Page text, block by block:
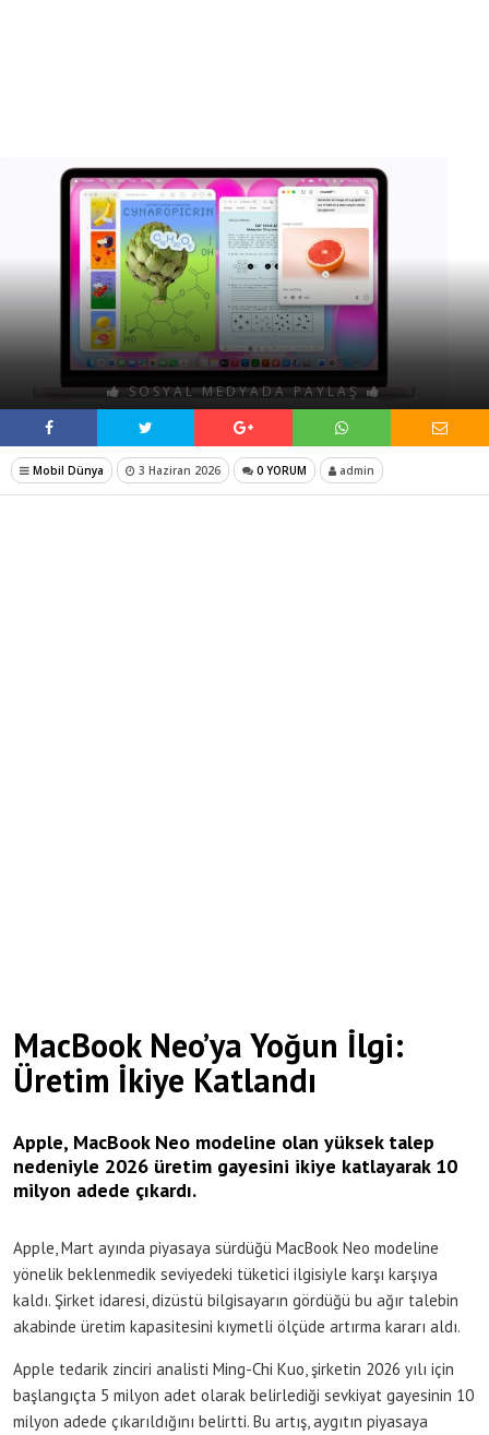
SOSYAL MEDYADA PAYLAŞ
Mobil Dünya 3 Haziran 2026 0 YORUM admin
MacBook Neo’ya Yoğun İlgi:
Üretim İkiye Katlandı
Apple, MacBook Neo modeline olan yüksek talep
nedeniyle 2026 üretim gayesini ikiye katlayarak 10
milyon adede çıkardı.
Apple, Mart ayında piyasaya sürdüğü MacBook Neo modeline
yönelik beklenmedik seviyedeki tüketici ilgisiyle karşı karşıya
kaldı. Şirket idaresi, dizüstü bilgisayarın gördüğü bu ağır talebin
akabinde üretim kapasitesini kıymetli ölçüde artırma kararı aldı.
Apple tedarik zinciri analisti Ming-Chi Kuo, şirketin 2026 yılı için
başlangıçta 5 milyon adet olarak belirlediği sevkiyat gayesinin 10
milyon adede çıkarıldığını belirtti. Bu artış, aygıtın piyasaya